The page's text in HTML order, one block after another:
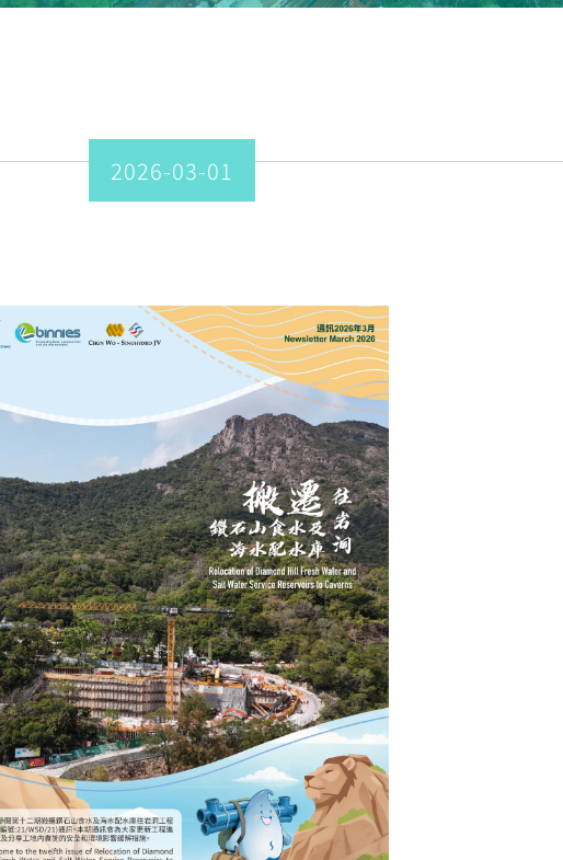
2026-03-01